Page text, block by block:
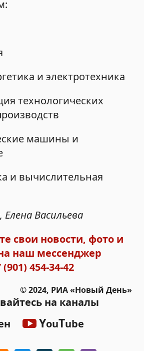
и электротехника
технологических
машины и
и вычислительная
Васильева
свои новости, фото и
наш мессенджер
(901) 454-34-42
© 2024, РИА «Новый День»
на каналы
YouTube